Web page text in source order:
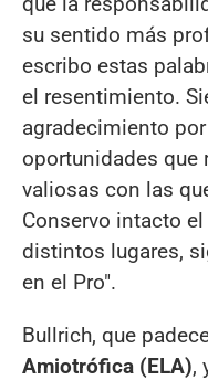
su sentido más
escribo estas
el resentimiento.
agradecimiento
oportunidades que
valiosas con las
Conservo intacto
distintos lugares,
en el Pro".
Bullrich, que
Amiotrófica (ELA),